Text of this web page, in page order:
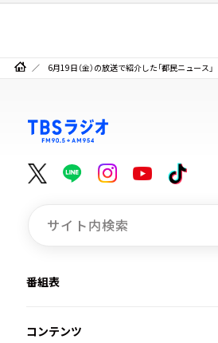
6月19日（金）の放送で紹介した「都民ニュース」
番組表
コンテンツ